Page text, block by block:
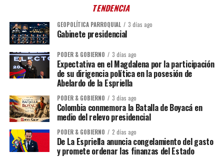
TENDENCIA
GEOPOLÍTICA PARROQUIAL 3 días ago
Gabinete presidencial
PODER & GOBIERNO 3 días ago
Expectativa en el Magdalena por la participación
de su dirigencia política en la posesión de
Abelardo de la Espriella
PODER & GOBIERNO 3 días ago
Colombia conmemora la Batalla de Boyacá en
medio del relevo presidencial
PODER & GOBIERNO 2 días ago
De La Espriella anuncia congelamiento del gasto
y promete ordenar las finanzas del Estado